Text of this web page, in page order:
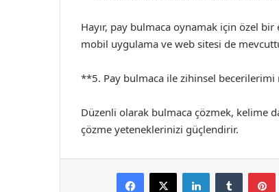
Hayır, pay bulmaca oynamak için özel
mobil uygulama ve web sitesi de
**5. Pay bulmaca ile zihinsel
Düzenli olarak bulmaca çözmek, kelime
çözme yeteneklerinizi güçlendirir.
Facebook
X LinkedInTumblr